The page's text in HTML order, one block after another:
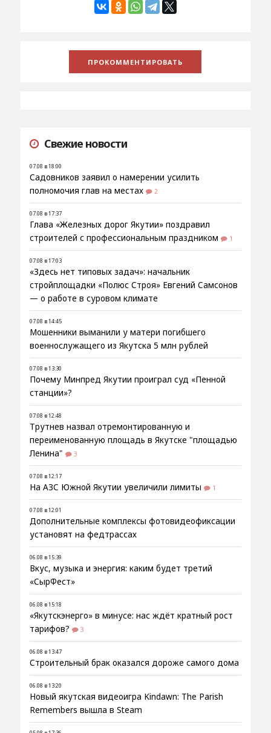
Свежие новости
07.08 в 18:00
Садовников заявил о намерении усилить
полномочия глав на местах
2
07.08 в 17:37
Глава «Железных дорог Якутии» поздравил
строителей с профессиональным праздником
1
07.08 в 17:03
«Здесь нет типовых задач»: начальник
стройплощадки «Полюс Строя» Евгений Самсонов
— о работе в суровом климате
07.08 в 14:45
Мошенники выманили у матери погибшего
военнослужащего из Якутска 5 млн рублей
07.08 в 13:30
Почему Минпред Якутии проиграл суд «Пенной
станции»?
07.08 в 12:48
Трутнев назвал отремонтированную и
переименованную площадь в Якутске "площадью
Ленина"
3
07.08 в 12:17
На АЗС Южной Якутии увеличили лимиты 1
07.08 в 12:01
Дополнительные комплексы фотовидеофиксации
установят на федтрассах
06.08 в 15:39
Вкус, музыка и энергия: каким будет третий
«СырФест»
06.08 в 15:18
«Якутскэнерго» в минусе: нас ждёт кратный рост
тарифов?
3
06.08 в 13:47
Строительный брак оказался дороже самого дома
06.08 в 13:20
Новый якутская видеоигра Kindawn: The Parish
Remembers вышла в Steam